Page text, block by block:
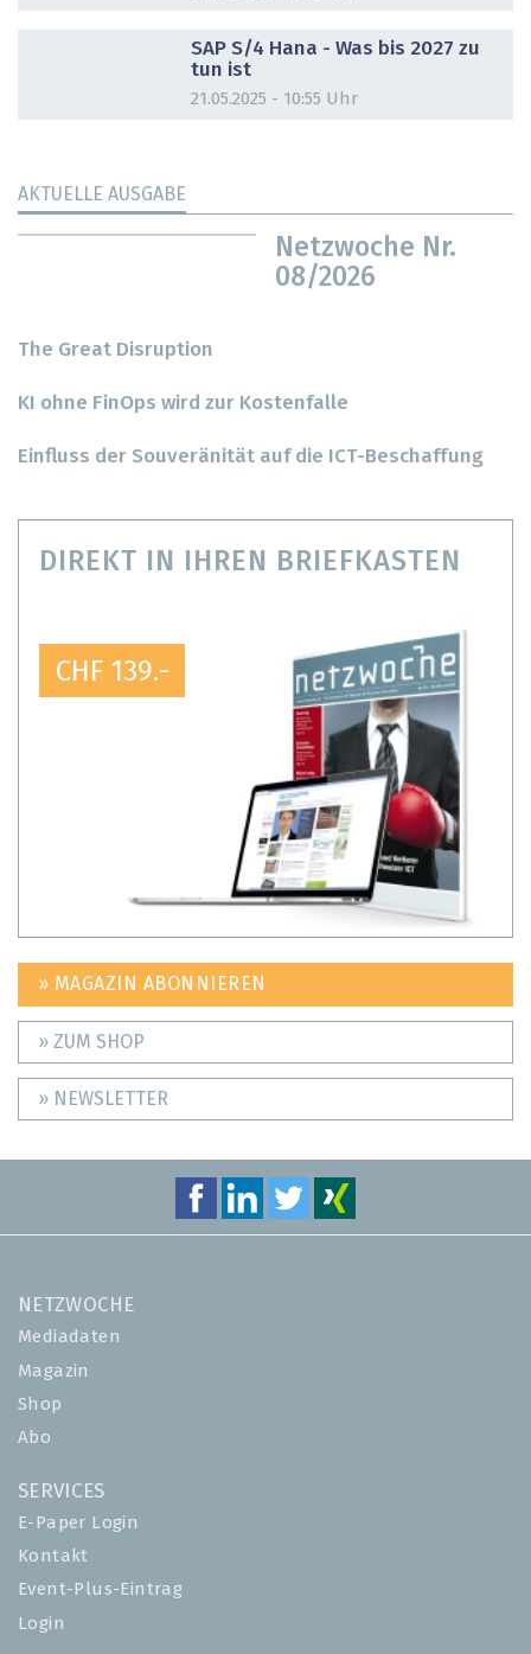
SAP S/4 Hana - Was bis 2027 zu
tun ist
21.05.2025 - 10:55 Uhr
AKTUELLE AUSGABE
Netzwoche Nr.
08/2026
The Great Disruption
KI ohne FinOps wird zur Kostenfalle
Einfluss der Souveränität auf die ICT-Beschaffung
DIREKT IN IHREN BRIEFKASTEN
CHF 139.-
» MAGAZIN ABONNIEREN
» ZUM SHOP
» NEWSLETTER
NETZWOCHE
Mediadaten
Magazin
Shop
Abo
SERVICES
E-Paper Login
Kontakt
Event-Plus-Eintrag
Login